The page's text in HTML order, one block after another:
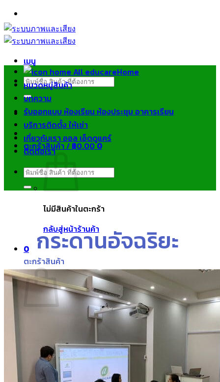
ข้าม
ไป
ยัง
เมนู
ค้นหา:
ตะกร้าสินค้า /฿0.000
ไม่มีสินค้าในตะกร้า
กลับสู่หน้าร้านค้า
0
ตะกร้าสินค้า
กลับสู่หน้าร้านค้า
Home
หมวดหมู่สินค้า
บทความ
รับออกแบบ ห้องเรียน ห้องประชุม อาคารเรียน
บริการติดตั้ง ให้เช่า
เกี่ยวกับเรา ออล เอ็ดดูแคร์
ติดต่อเรา
ค้นหา:
กระดานอัจฉริยะ